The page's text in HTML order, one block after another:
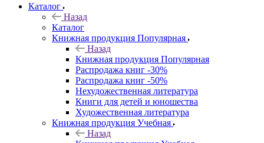
Каталог
Назад
Каталог
Книжная продукция Популярная
Назад
Книжная продукция Популярная
Распродажа книг -30%
Распродажа книг -50%
Нехудожественная литература
Книги для детей и юношества
Художественная литература
Книжная продукция Учебная
Назад